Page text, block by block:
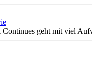
geht mit viel